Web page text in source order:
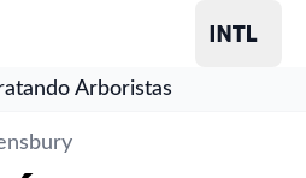
Arboristas